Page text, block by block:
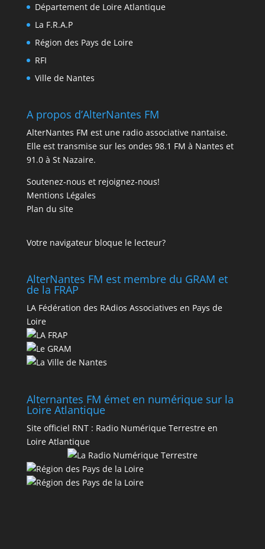
Département de Loire Atlantique
La F.R.A.P
Région des Pays de Loire
RFI
Ville de Nantes
A propos d’AlterNantes FM
AlterNantes FM est une radio associative nantaise.
Elle est transmise sur les ondes 98.1 FM à Nantes et
91.0 à St Nazaire.
Soutenez-nous et rejoignez-nous!
Mentions Légales
Plan du site
Votre navigateur bloque le lecteur?
AlterNantes FM est membre du GRAM et
de la FRAP
LA Fédération des RAdios Associatives en Pays de
Loire
Alternantes FM émet en numérique sur la
Loire Atlantique
Site officiel RNT : Radio Numérique Terrestre en
Loire Atlantique